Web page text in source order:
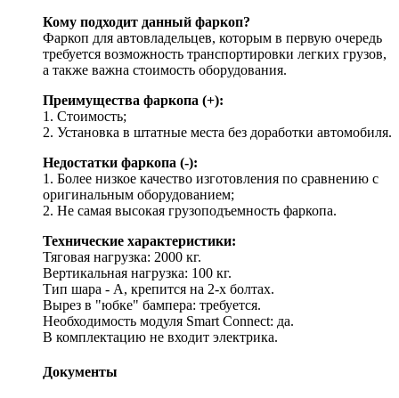
Кому подходит данный фаркоп?
Фаркоп для автовладельцев, которым в первую очередь
требуется возможность транспортировки легких грузов,
а также важна стоимость оборудования.
Преимущества фаркопа (+):
1. Стоимость;
2. Установка в штатные места без доработки автомобиля.
Недостатки фаркопа (-):
1. Более низкое качество изготовления по сравнению с
оригинальным оборудованием;
2. Не самая высокая грузоподъемность фаркопа.
Технические характеристики:
Тяговая нагрузка: 2000 кг.
Вертикальная нагрузка: 100 кг.
Тип шара - A, крепится на 2-х болтах.
Вырез в "юбке" бампера: требуется.
Необходимость модуля Smart Connect: да.
В комплектацию не входит электрика.
Документы